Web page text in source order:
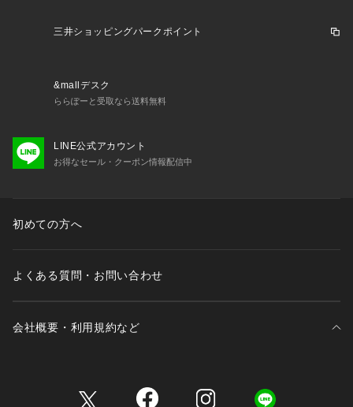
三井ショッピングパークポイント
&mallデスク
ららぽーと受取なら送料無料
LINE公式アカウント
お得なセール・クーポン情報配信中
初めての方へ
よくある質問・お問い合わせ
会社概要・利用規約など